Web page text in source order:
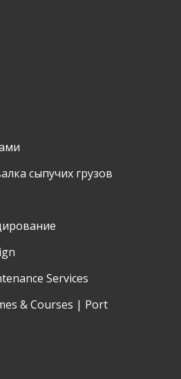
сыпучих грузов
Services
& Courses | Port